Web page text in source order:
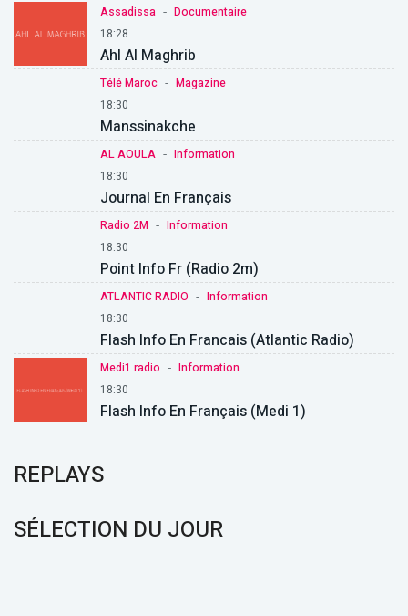
Assadissa - Documentaire
18:28
Ahl Al Maghrib
Télé Maroc - Magazine
18:30
Manssinakche
AL AOULA - Information
18:30
Journal En Français
Radio 2M - Information
18:30
Point Info Fr (Radio 2m)
ATLANTIC RADIO - Information
18:30
Flash Info En Francais (Atlantic Radio)
Medi1 radio - Information
18:30
Flash Info En Français (Medi 1)
REPLAYS
SÉLECTION DU JOUR